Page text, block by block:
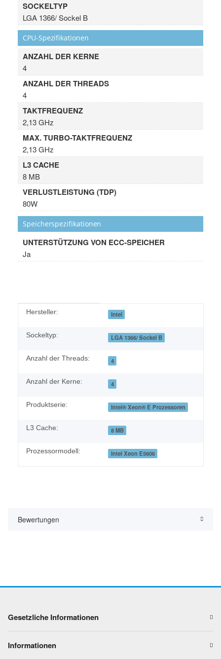
SOCKELTYP
LGA 1366/ Sockel B
CPU-Spezifikationen
ANZAHL DER KERNE
4
ANZAHL DER THREADS
4
TAKTFREQUENZ
2,13 GHz
MAX. TURBO-TAKTFREQUENZ
2,13 GHz
L3 CACHE
8 MB
VERLUSTLEISTUNG (TDP)
80W
Speicherspezifikationen
UNTERSTÜTZUNG VON ECC-SPEICHER
Ja
Produkteigenschaft
Wert
Hersteller: Intel
Sockeltyp: LGA 1366/ Sockel B
Anzahl der Threads: 4
Anzahl der Kerne: 4
Produktserie: Intel® Xeon® E Prozessoren
L3 Cache: 8 MB
Prozessormodell: Intel Xeon E5606
Bewertungen
Gesetzliche Informationen
Informationen